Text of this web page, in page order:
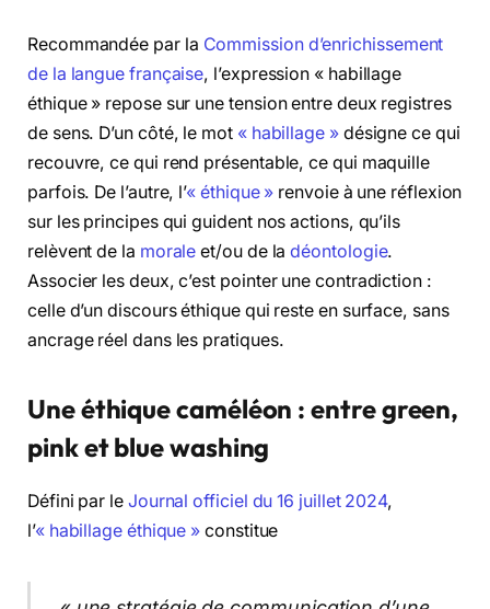
Recommandée par la Commission d’enrichissement
de la langue française, l’expression « habillage
éthique » repose sur une tension entre deux registres
de sens. D’un côté, le mot « habillage »désigne ce qui
recouvre, ce qui rend présentable, ce qui maquille
parfois. De l’autre, l’« éthique » renvoie à une réflexion
sur les principes qui guident nos actions, qu’ils
relèvent de la morale et/ou de ladéontologie.
Associer les deux, c’est pointer une contradiction :
celle d’un discours éthique qui reste en surface, sans
ancrage réel dans les pratiques.
Une éthique caméléon : entre green,
pink et blue washing
Défini par le Journal officiel du 16 juillet 2024,
l’« habillage éthique » constitue